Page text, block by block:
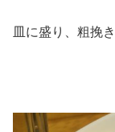
皿に盛り、粗挽